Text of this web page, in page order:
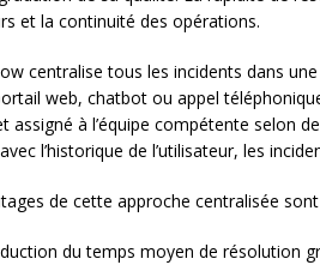
et la continuité des opérations.
centralise tous les incidents dans
web, chatbot ou appel
assigné à l’équipe compétente selon
l’historique de l’utilisateur, les
de cette approche centralisée
du temps moyen de résolution